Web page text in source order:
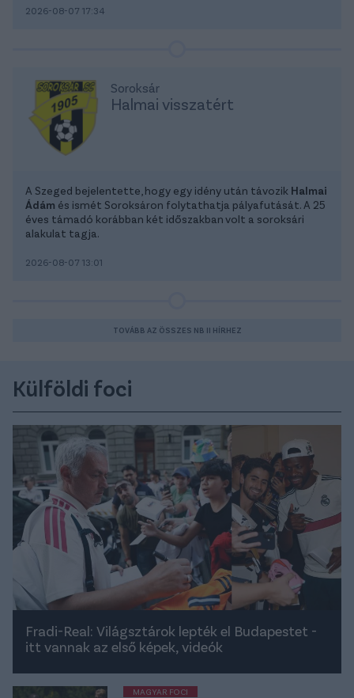
2026-08-07 17:34
Soroksár
Halmai visszatért
A Szeged bejelentette, hogy egy idény után távozik Halmai
Ádám és ismét Soroksáron folytathatja pályafutását. A 25
éves támadó korábban két időszakban volt a soroksári
alakulat tagja.
2026-08-07 13:01
TOVÁBB AZ ÖSSZES NB II HÍRHEZ
Külföldi foci
Fradi-Real: Világsztárok lepték el Budapestet -
itt vannak az első képek, videók
MAGYAR FOCI